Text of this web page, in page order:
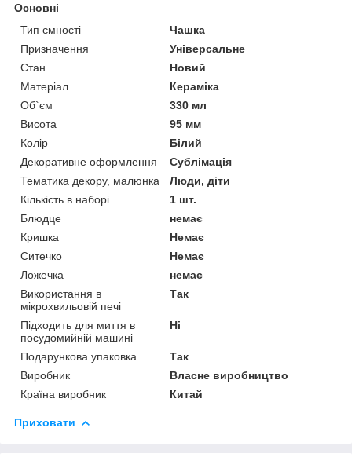
Основні
Тип ємності
Чашка
Призначення
Універсальне
Стан
Новий
Матеріал
Кераміка
Об`єм
330 мл
Висота
95 мм
Колір
Білий
Декоративне оформлення
Сублімація
Тематика декору, малюнка
Люди, діти
Кількість в наборі
1 шт.
Блюдце
немає
Кришка
Немає
Ситечко
Немає
Ложечка
немає
Використання в
мікрохвильовій печі
Так
Підходить для миття в
посудомийній машині
Ні
Подарункова упаковка
Так
Виробник
Власне виробництво
Країна виробник
Китай
Приховати